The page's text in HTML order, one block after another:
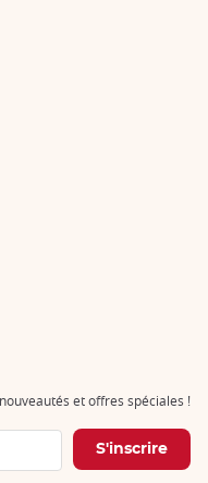
et offres spéciales !